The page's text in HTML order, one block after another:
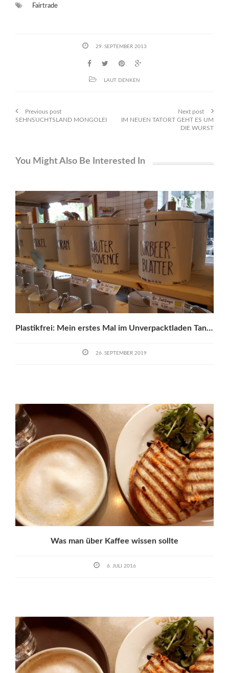
Fairtrade
29. SEPTEMBER 2013
LAUT DENKEN
Previous post
SEHNSUCHTSLAND MONGOLEI
Next post
IM NEUEN TATORT GEHT ES UM
DIE WURST
You Might Also Be Interested In
Plastikfrei: Mein erstes Mal im Unverpacktladen Tante Olga
26. SEPTEMBER 2019
Was man über Kaffee wissen sollte
6. JULI 2016